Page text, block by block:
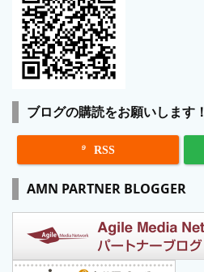
ブログの購読をお願いします！
 RSS
AMN PARTNER BLOGGER